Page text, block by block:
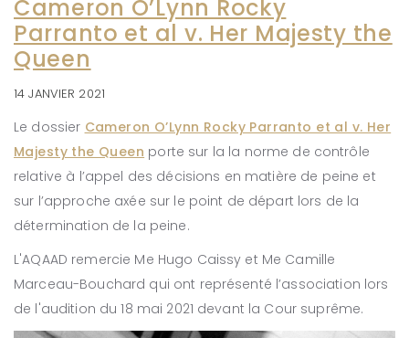
Cameron O’Lynn Rocky
Parranto et al v. Her Majesty the
Queen
14 JANVIER 2021
Le dossier Cameron O’Lynn Rocky Parranto et al v. Her
Majesty the Queen porte sur la la norme de contrôle
relative à l’appel des décisions en matière de peine et
sur l’approche axée sur le point de départ lors de la
détermination de la peine.
L'AQAAD remercie Me Hugo Caissy et Me Camille
Marceau-Bouchard qui ont représenté l’association lors
de l'audition du 18 mai 2021 devant la Cour suprême.